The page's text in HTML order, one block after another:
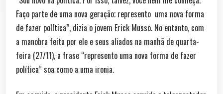
Faço parte de uma nova geração; represento uma nova forma
de fazer política”, dizia o jovem Erick Musso. No entanto, com
a manobra feita por ele e seus aliados na manhã de quarta-
feira (27/11), a frase “represento uma nova forma de fazer
política” soa como a uma ironia.